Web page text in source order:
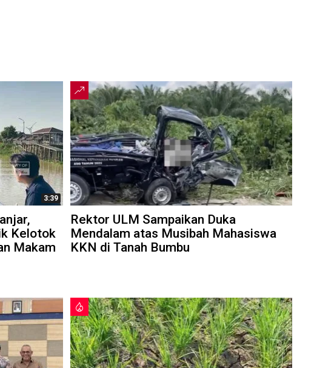
3:39
Kelotok
Makam
Rektor ULM Sampaikan Duka
Mendalam atas Musibah Mahasiswa
KKN di Tanah Bumbu